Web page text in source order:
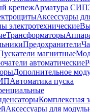
крепежАрматура СИП
Аксессуары
электротехнические
Трансформаторы
Предохранители
магнитные
автоматические
Дополнительное
Автоматика пуска
Комплексная
Аксессуары для